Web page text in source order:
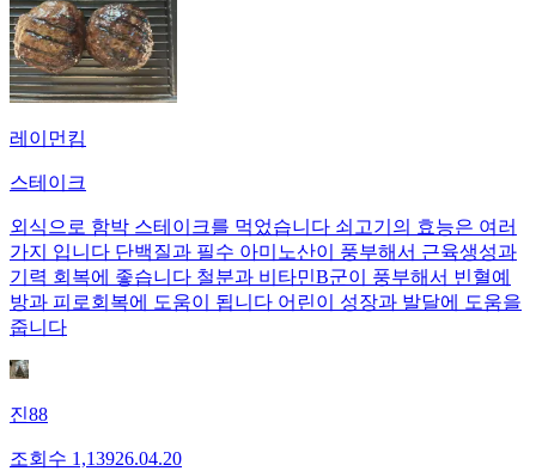
레이먼킴
스테이크
외식으로 함박 스테이크를 먹었습니다 쇠고기의 효능은 여러
가지 입니다 단백질과 필수 아미노산이 풍부해서 근육생성과
기력 회복에 좋습니다 철분과 비타민B군이 풍부해서 빈혈예
방과 피로회복에 도움이 됩니다 어린이 성장과 발달에 도움을
줍니다
진88
조회수 1,13926.04.20